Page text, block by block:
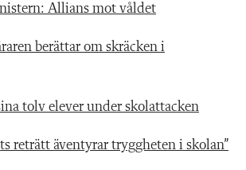
Allians mot våldet
berättar om skräcken i
tolv elever under skolattacken
reträtt äventyrar tryggheten i skolan”